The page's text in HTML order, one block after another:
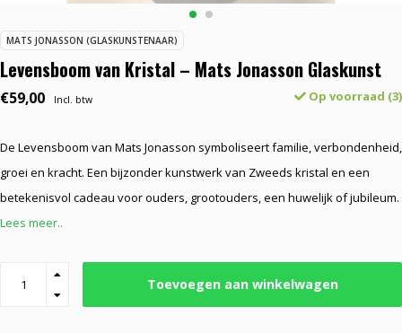
MATS JONASSON (GLASKUNSTENAAR)
Levensboom van Kristal – Mats Jonasson Glaskunst
€59,00 Incl. btw Op voorraad (3)
De Levensboom van Mats Jonasson symboliseert familie, verbondenheid,
groei en kracht. Een bijzonder kunstwerk van Zweeds kristal en een
betekenisvol cadeau voor ouders, grootouders, een huwelijk of jubileum.
Lees meer..
Toevoegen aan winkelwagen